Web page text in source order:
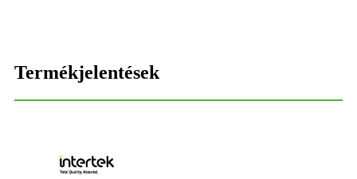
Termékjelentések